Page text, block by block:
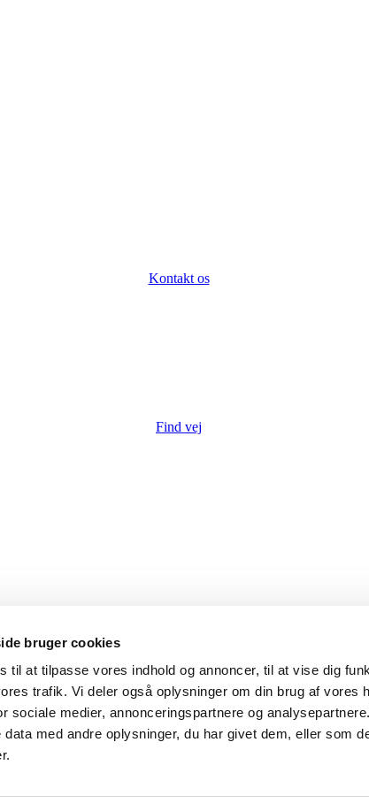
bruger cookies
til at tilpasse vores indhold og annoncer, til at vise dig
trafik. Vi deler også oplysninger om din brug af vores
sociale medier, annonceringspartnere og
data med andre oplysninger, du har givet dem, eller som
Kontakt os
Find vej
både almindelig og med udtræksslange
vand, både almindelig og med udtræksslange
og koldt/varmt vand, både almindelig og med udtræksslange
både almindelig og med udtræksslange
varmt vand, både almindelig og med udtræksslange